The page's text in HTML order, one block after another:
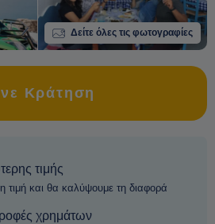
Δείτε όλες τις φωτογραφίες
Κράτηση
τιμής
τιμή και θα καλύψουμε τη διαφορά
χρημάτων